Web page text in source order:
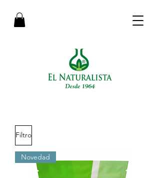
Filtro
Novedad